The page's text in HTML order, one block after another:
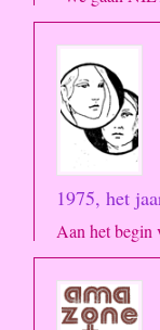
1975, het
Aan het begin